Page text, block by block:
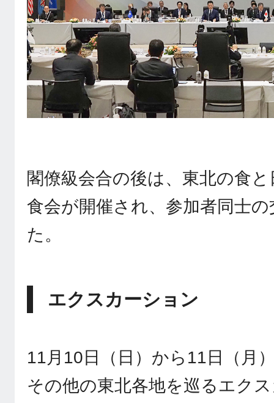
閣僚級会合の後は、東北の食
食会が開催され、参加者同士
た。
エクスカーション
11月10日（日）から11日（月
その他の東北各地を巡るエク